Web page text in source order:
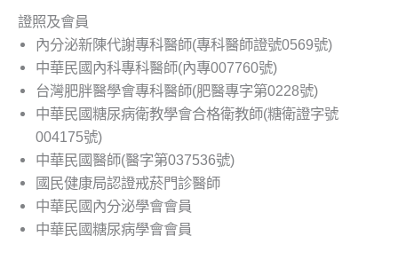
證照及會員
內分泌新陳代謝專科醫師(專科醫師證號0569號)
中華民國內科專科醫師(內專007760號)
台灣肥胖醫學會專科醫師(肥醫專字第0228號)
中華民國糖尿病衛教學會合格衛教師(糖衛證字號
004175號)
中華民國醫師(醫字第037536號)
國民健康局認證戒菸門診醫師
中華民國內分泌學會會員
中華民國糖尿病學會會員